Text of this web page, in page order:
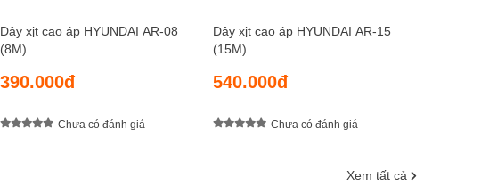
Dây xịt cao áp HYUNDAI AR-08
(8M)
390.000đ
Chưa có đánh giá
Dây xịt cao áp HYUNDAI AR-15
(15M)
540.000đ
Chưa có đánh giá
Xem tất cả